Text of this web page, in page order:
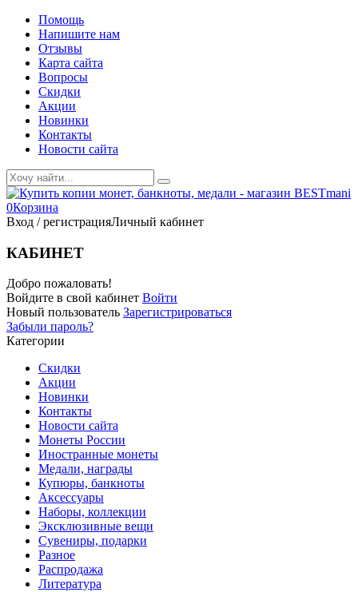
Помощь
Напишите нам
Отзывы
Карта сайта
Вопросы
Скидки
Акции
Новинки
Контакты
Новости сайта
0Корзина
Вход / регистрацияЛичный кабинет
КАБИНЕТ
Добро пожаловать!
Войдите в свой кабинет Войти
Новый пользователь Зарегистрироваться
Забыли пароль?
Категории
Скидки
Акции
Новинки
Контакты
Новости сайта
Монеты России
Иностранные монеты
Медали, награды
Купюры, банкноты
Аксессуары
Наборы, коллекции
Эксклюзивные вещи
Сувениры, подарки
Разное
Распродажа
Литература